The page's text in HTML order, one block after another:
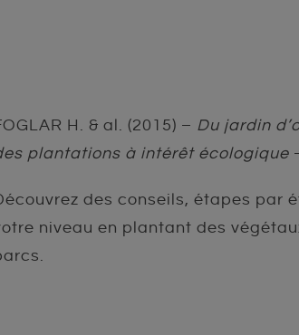
H. & al. (2015) – Du jardin
plantations à intérêt écologique
des conseils, étapes par
niveau en plantant des